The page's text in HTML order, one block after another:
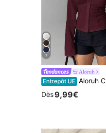
7
Aloruh
Entrepôt UE Aloruh Chemise longue à manches courtes plissée à la taille, couleur
Dès9,99€